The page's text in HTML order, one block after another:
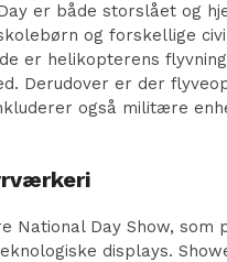
er både storslået og
og forskellige
er helikopterens
Derudover er der
også militære
National Day Show,
displays.